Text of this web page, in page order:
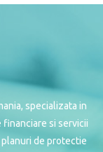
specializata in
si servicii
de protectie